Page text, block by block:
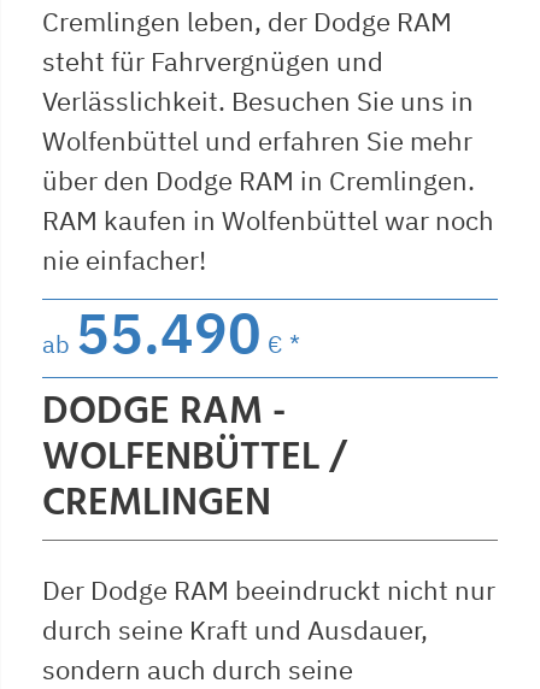
Cremlingen leben, der Dodge RAM
steht für Fahrvergnügen und
Verlässlichkeit. Besuchen Sie uns in
Wolfenbüttel und erfahren Sie mehr
über den Dodge RAM in Cremlingen.
RAM kaufen in Wolfenbüttel war noch
nie einfacher!
ab 55.490 € *
DODGE RAM -
WOLFENBÜTTEL /
CREMLINGEN
Der Dodge RAM beeindruckt nicht nur
durch seine Kraft und Ausdauer,
sondern auch durch seine